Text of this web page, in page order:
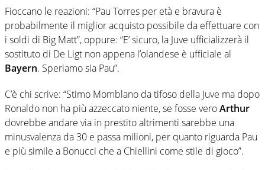
Fioccano le reazioni: “Pau Torres per età e bravura è
probabilmente il miglior acquisto possibile da effettuare con
i soldi di Big Matt”, oppure: “E’ sicuro, la Juve ufficializzerà il
sostituto di De Ligt non appena l’olandese è ufficiale al
Bayern. Speriamo sia Pau”.
C’è chi scrive: “Stimo Momblano da tifoso della Juve ma dopo
Ronaldo non ha più azzeccato niente, se fosse veroArthur
dovrebbe andare via in prestito altrimenti sarebbe una
minusvalenza da 30 e passa milioni, per quanto riguarda Pau
e più simile a Bonucci che a Chiellini come stile di gioco”.